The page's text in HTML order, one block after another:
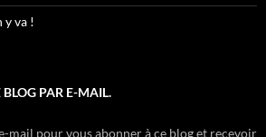
y va !
PAR E-MAIL.
mail pour vous abonner à ce blog et recevoir